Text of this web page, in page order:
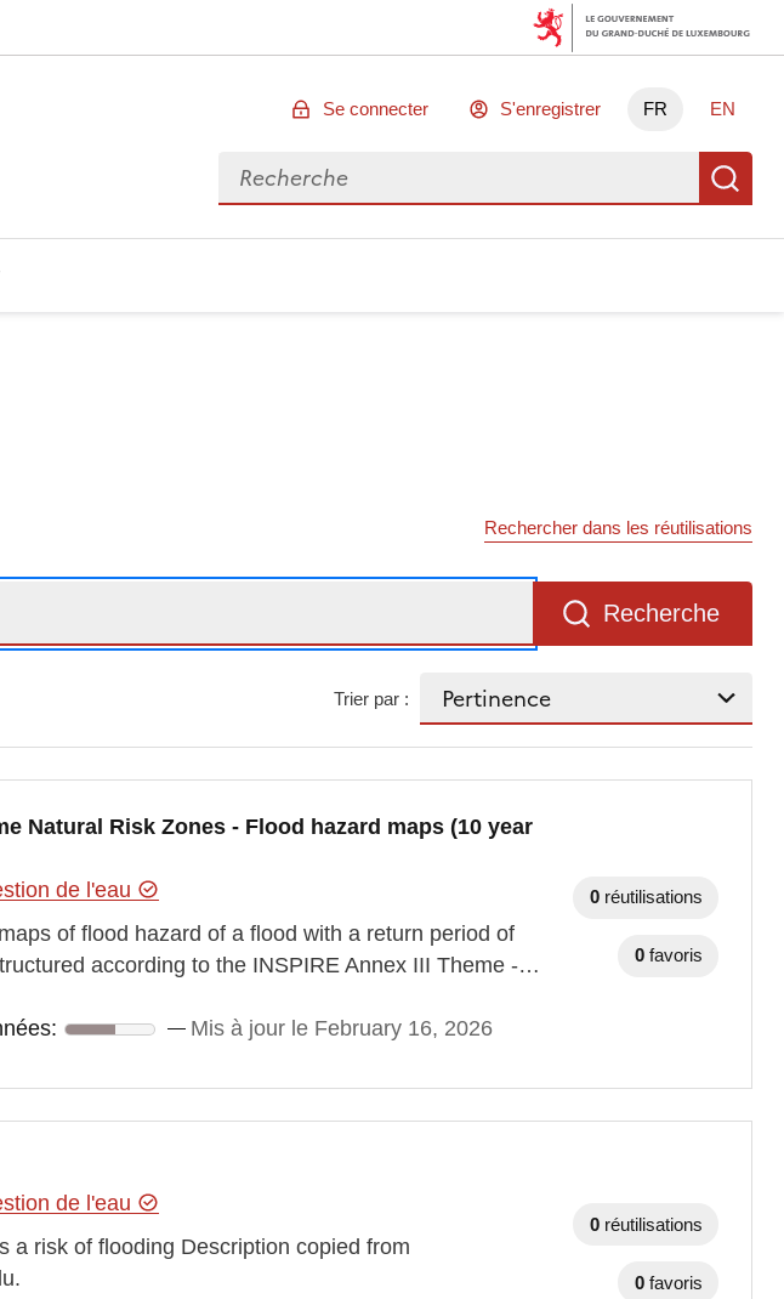
Se connecter S'enregistrer FR EN
Rechercher des données
Rechercher dans les réutilisations
Recherche
Trier par :
Natural Risk Zones - Flood hazard maps (10 year
de l'eau
of flood hazard of a flood with a return period of
according to the INSPIRE Annex III Theme -…
Mis à jour le February 16, 2026
0 réutilisations
0 favoris
de l'eau
a risk of flooding Description copied from
0 réutilisations
0 favoris